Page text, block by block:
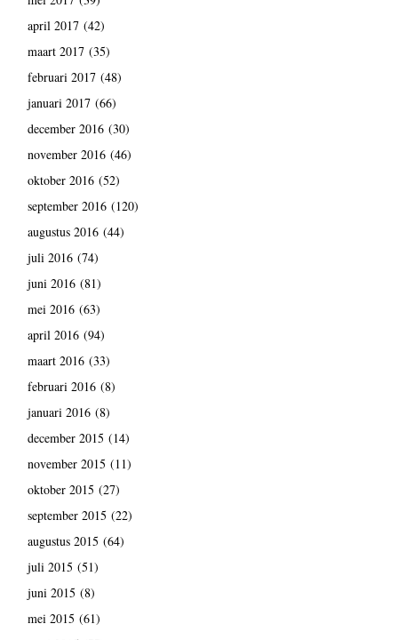
april 2017(42)
maart 2017(35)
februari 2017(48)
januari 2017(66)
december 2016(30)
november 2016(46)
oktober 2016(52)
september 2016(120)
augustus 2016(44)
juli 2016(74)
juni 2016(81)
mei 2016(63)
april 2016(94)
maart 2016(33)
februari 2016(8)
januari 2016(8)
december 2015 (14)
november 2015 (11)
oktober 2015 (27)
september 2015 (22)
augustus 2015 (64)
juli 2015 (51)
juni 2015 (8)
mei 2015 (61)